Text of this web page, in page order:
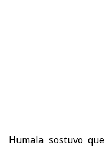
Humala sostuvo que